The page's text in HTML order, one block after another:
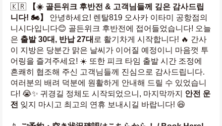
🇰🇷
【☀️ 골든위크 후반전 & 고객님들께 깊은 감사드립
니다! 🏍️】
안녕하세요! 렌탈819 오사카 이타미 공항점의
니시다입니다😊 골든위크 후반전에 접어들었습니다! 오늘
은 출발 30대, 반납 27대 로 활기차게 시작합니다! 🔥 간사
이 지방은 당분간 맑은 날씨가 이어질 예정이니 마음껏 투
어링을 즐겨주세요! ☀️ 또한 피크 타임 출발 시간 조정에
흔쾌히 협조해 주신 고객님들께 진심으로 감사드립니다.
여러분의 배려 덕분에 원활하게 안내해 드릴 수 있었습니
다! 😭✨ 귀경길 정체도 시작되었으니, 마지막까지 안전 운
전 잊지 마시고 최고의 연휴 보내시길 바랍니다! 😆